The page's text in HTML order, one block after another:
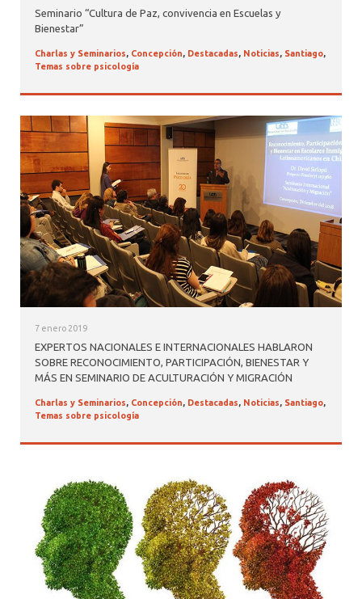
Seminario “Cultura de Paz, convivencia en Escuelas y
Bienestar”
Charlas y Seminarios, Concepción, Destacadas, Noticias, Santiago,
Temas sobre psicología
7 enero 2019
EXPERTOS NACIONALES E INTERNACIONALES HABLARON
SOBRE RECONOCIMIENTO, PARTICIPACIÓN, BIENESTAR Y
MÁS EN SEMINARIO DE ACULTURACIÓN Y MIGRACIÓN
Charlas y Seminarios, Concepción, Destacadas, Noticias, Santiago,
Temas sobre psicología